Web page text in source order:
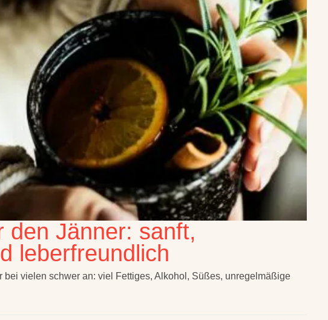
den Jänner: sanft,
leberfreundlich
bei vielen schwer an: viel Fettiges, Alkohol, Süßes, unregelmäßige